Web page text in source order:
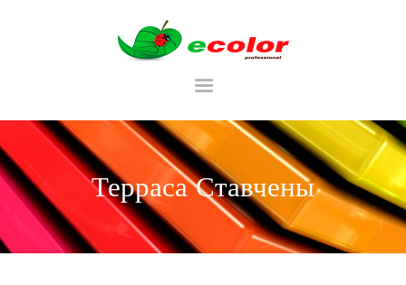
Терраса Ставчены
ГЛАВНАЯ
CATALOG